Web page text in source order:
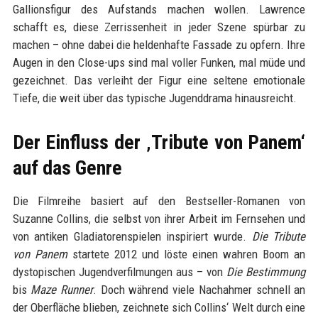
Gallionsfigur des Aufstands machen wollen. Lawrence
schafft es, diese Zerrissenheit in jeder Szene spürbar zu
machen – ohne dabei die heldenhafte Fassade zu opfern. Ihre
Augen in den Close-ups sind mal voller Funken, mal müde und
gezeichnet. Das verleiht der Figur eine seltene emotionale
Tiefe, die weit über das typische Jugenddrama hinausreicht.
Der Einfluss der ‚Tribute von Panem‘
auf das Genre
Die Filmreihe basiert auf den Bestseller-Romanen von
Suzanne Collins, die selbst von ihrer Arbeit im Fernsehen und
von antiken Gladiatorenspielen inspiriert wurde. Die Tribute
von Panemstartete 2012 und löste einen wahren Boom an
dystopischen Jugendverfilmungen aus – von Die Bestimmung
bis Maze Runner. Doch während viele Nachahmer schnell an
der Oberfläche blieben, zeichnete sich Collins‘ Welt durch eine